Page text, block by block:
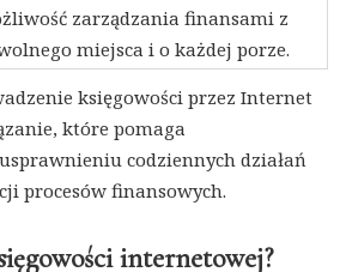
zarządzania finansami z
miejsca i o każdej porze.
księgowości przez Internet
które pomaga
codziennych działań
procesów finansowych.
internetowej?